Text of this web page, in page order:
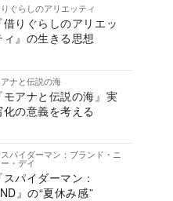
ぐらしのアリエッティ
借りぐらしのアリエッ
ィ』の生きる思想
ナと伝説の海
モアナと伝説の海』実
化の意義を考える
スパイダーマン：ブランド・ニ
ー・デイ
スパイダーマン：
』の“夏休み感”